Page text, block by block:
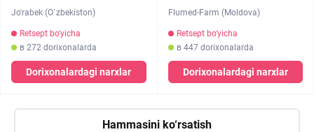
Jo'rabek (O`zbekiston)
Retsept bo'yicha
в 272 dorixonalarda
Dorixonalardagi narxlar
Flumed-Farm (Moldova)
Retsept bo'yicha
в 447 dorixonalarda
Dorixonalardagi narxlar
Hammasini ko‘rsatish